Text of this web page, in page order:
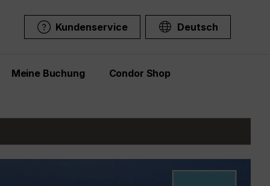
Kundenservice Deutsch
Meine Buchung Condor Shop